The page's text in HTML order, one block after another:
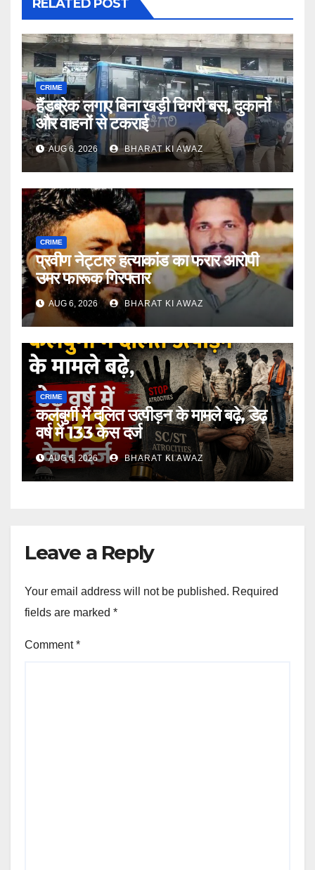
RELATED POST
CRIME
हैंडब्रेक लगाए बिना खड़ी चिगरी बस, दुकानों
और वाहनों से टकराई
AUG 6, 2026 BHARAT KI AWAZ
CRIME
प्रवीण नेट्टारु हत्याकांड का फरार आरोपी
उमर फारूक गिरफ्तार
AUG 6, 2026 BHARAT KI AWAZ
CRIME
कलबुर्गी में दलित उत्पीड़न के मामले बढ़े, डेढ़
वर्ष में 133 केस दर्ज
AUG 6, 2026 BHARAT KI AWAZ
Leave a Reply
Your email address will not be published. Required
fields are marked *
Comment*